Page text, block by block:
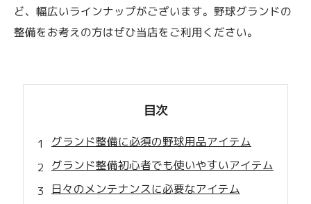
ど、幅広いラインナップがございます。野球グランドの
整備をお考えの方はぜひ当店をご利用ください。
目次
グランド整備に必須の野球用品アイテム
グランド整備初心者でも使いやすいアイテム
日々のメンテナンスに必要なアイテム